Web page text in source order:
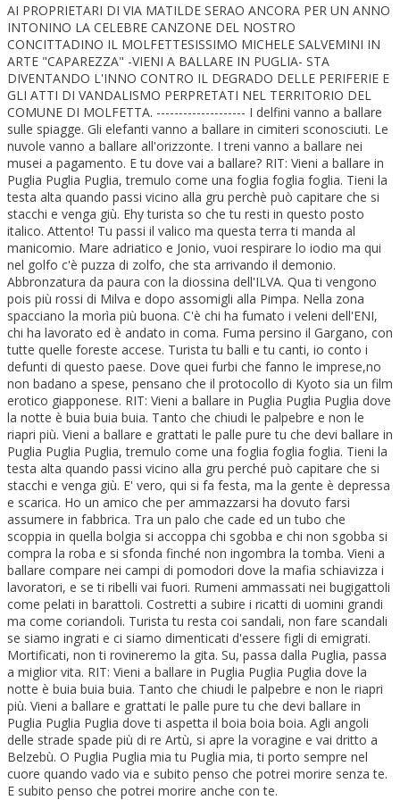
AI PROPRIETARI DI VIA MATILDE SERAO ANCORA PER UN ANNO
INTONINO LA CELEBRE CANZONE DEL NOSTRO
CONCITTADINO IL MOLFETTESISSIMO MICHELE SALVEMINI IN
ARTE "CAPAREZZA" -VIENI A BALLARE IN PUGLIA- STA
DIVENTANDO L'INNO CONTRO IL DEGRADO DELLE PERIFERIE E
GLI ATTI DI VANDALISMO PERPRETATI NEL TERRITORIO DEL
COMUNE DI MOLFETTA. -------------------- I delfini vanno a ballare
sulle spiagge. Gli elefanti vanno a ballare in cimiteri sconosciuti. Le
nuvole vanno a ballare all'orizzonte. I treni vanno a ballare nei
musei a pagamento. E tu dove vai a ballare? RIT: Vieni a ballare in
Puglia Puglia Puglia, tremulo come una foglia foglia foglia. Tieni la
testa alta quando passi vicino alla gru perchè può capitare che si
stacchi e venga giù. Ehy turista so che tu resti in questo posto
italico. Attento! Tu passi il valico ma questa terra ti manda al
manicomio. Mare adriatico e Jonio, vuoi respirare lo iodio ma qui
nel golfo c'è puzza di zolfo, che sta arrivando il demonio.
Abbronzatura da paura con la diossina dell'ILVA. Qua ti vengono
pois più rossi di Milva e dopo assomigli alla Pimpa. Nella zona
spacciano la morìa più buona. C'è chi ha fumato i veleni dell'ENI,
chi ha lavorato ed è andato in coma. Fuma persino il Gargano, con
tutte quelle foreste accese. Turista tu balli e tu canti, io conto i
defunti di questo paese. Dove quei furbi che fanno le imprese,no
non badano a spese, pensano che il protocollo di Kyoto sia un film
erotico giapponese. RIT: Vieni a ballare in Puglia Puglia Puglia dove
la notte è buia buia buia. Tanto che chiudi le palpebre e non le
riapri più. Vieni a ballare e grattati le palle pure tu che devi ballare in
Puglia Puglia Puglia, tremulo come una foglia foglia foglia. Tieni la
testa alta quando passi vicino alla gru perché può capitare che si
stacchi e venga giù. E' vero, qui si fa festa, ma la gente è depressa
e scarica. Ho un amico che per ammazzarsi ha dovuto farsi
assumere in fabbrica. Tra un palo che cade ed un tubo che
scoppia in quella bolgia si accoppa chi sgobba e chi non sgobba si
compra la roba e si sfonda finché non ingombra la tomba. Vieni a
ballare compare nei campi di pomodori dove la mafia schiavizza i
lavoratori, e se ti ribelli vai fuori. Rumeni ammassati nei bugigattoli
come pelati in barattoli. Costretti a subire i ricatti di uomini grandi
ma come coriandoli. Turista tu resta coi sandali, non fare scandali
se siamo ingrati e ci siamo dimenticati d'essere figli di emigrati.
Mortificati, non ti rovineremo la gita. Su, passa dalla Puglia, passa
a miglior vita. RIT: Vieni a ballare in Puglia Puglia Puglia dove la
notte è buia buia buia. Tanto che chiudi le palpebre e non le riapri
più. Vieni a ballare e grattati le palle pure tu che devi ballare in
Puglia Puglia Puglia dove ti aspetta il boia boia boia. Agli angoli
delle strade spade più di re Artù, si apre la voragine e vai dritto a
Belzebù. O Puglia Puglia mia tu Puglia mia, ti porto sempre nel
cuore quando vado via e subito penso che potrei morire senza te.
E subito penso che potrei morire anche con te.